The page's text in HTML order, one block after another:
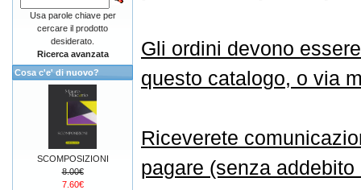
Gli ordini devono
questo catalogo, o via
Riceverete
pagare (senza
Usa parole chiave per
cercare il prodotto
desiderato.
Ricerca avanzata
Cosa c'e' di nuovo?
SCOMPOSIZIONI
8.00€
7.60€